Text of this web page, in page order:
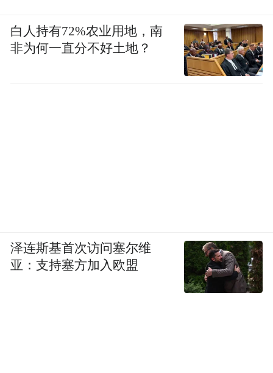
白人持有72%农业用地，南
非为何一直分不好土地？
泽连斯基首次访问塞尔维
亚：支持塞方加入欧盟